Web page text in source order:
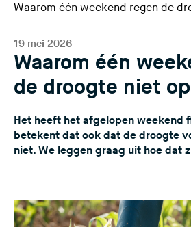
Waarom één weekend regen de
Waarom één
de droogte niet
19 mei 2026
Het heeft het afgelopen weekend
betekent dat ook dat de droogte
niet. We leggen graag uit hoe dat